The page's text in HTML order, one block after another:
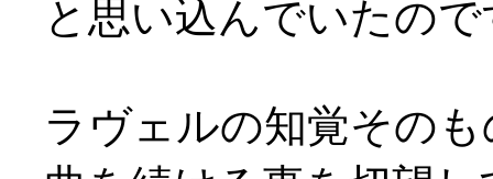
と思い込んでいたの
ラヴェルの知覚その